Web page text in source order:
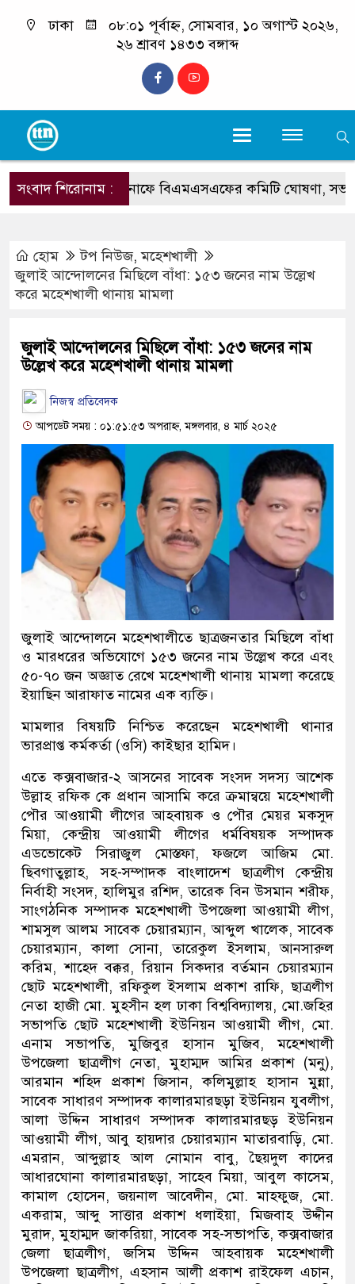
ঢাকা
০৮:০১ পূর্বাহ্ন, সোমবার, ১০ অগাস্ট ২০২৬,
২৬ শ্রাবণ ১৪৩৩ বঙ্গাব্দ
সংবাদ শিরোনাম :টেকনাফে বিএমএসএফের কমিটি ঘোষণা, সভাপতি-
হোম টপ নিউজ,মহেশখালী
জুলাই আন্দোলনের মিছিলে বাঁধা: ১৫৩ জনের নাম উল্লেখ
করে মহেশখালী থানায় মামলা
জুলাই আন্দোলনের মিছিলে বাঁধা: ১৫৩ জনের নাম
উল্লেখ করে মহেশখালী থানায় মামলা
নিজস্ব প্রতিবেদক
আপডেট সময় : ০১:৫১:৫৩ অপরাহ্ন, মঙ্গলবার, ৪ মার্চ ২০২৫
জুলাই আন্দোলনে মহেশখালীতে ছাত্রজনতার মিছিলে বাঁধা
ও মারধরের অভিযোগে ১৫৩ জনের নাম উল্লেখ করে এবং
৫০-৭০ জন অজ্ঞাত রেখে মহেশখালী থানায় মামলা করেছে
ইয়াছিন আরাফাত নামের এক ব্যক্তি।
মামলার বিষয়টি নিশ্চিত করেছেন মহেশখালী থানার
ভারপ্রাপ্ত কর্মকর্তা (ওসি) কাইছার হামিদ।
এতে কক্সবাজার-২ আসনের সাবেক সংসদ সদস্য আশেক
উল্লাহ রফিক কে প্রধান আসামি করে ক্রমান্বয়ে মহেশখালী
পৌর আওয়ামী লীগের আহবায়ক ও পৌর মেয়র মকসুদ
মিয়া, কেন্দ্রীয় আওয়ামী লীগের ধর্মবিষয়ক সম্পাদক
এডভোকেট সিরাজুল মোস্তফা, ফজলে আজিম মো.
ছিবগাতুল্লাহ, সহ-সম্পাদক বাংলাদেশ ছাত্রলীগ কেন্দ্রীয়
নির্বাহী সংসদ, হালিমুর রশিদ, তারেক বিন উসমান শরীফ,
সাংগঠনিক সম্পাদক মহেশখালী উপজেলা আওয়ামী লীগ,
শামসুল আলম সাবেক চেয়ারম্যান, আব্দুল খালেক, সাবেক
চেয়ারম্যান, কালা সোনা, তারেকুল ইসলাম, আনসারুল
করিম, শাহেদ বক্কর, রিয়ান সিকদার বর্তমান চেয়ারম্যান
ছোট মহেশখালী, রফিকুল ইসলাম প্রকাশ রাফি, ছাত্রলীগ
নেতা হাজী মো. মুহসীন হল ঢাকা বিশ্ববিদ্যালয়, মো.জহির
সভাপতি ছোট মহেশখালী ইউনিয়ন আওয়ামী লীগ, মো.
এনাম সভাপতি, মুজিবুর হাসান মুজিব, মহেশখালী
উপজেলা ছাত্রলীগ নেতা, মুহাম্মদ আমির প্রকাশ (মনু),
আরমান শহিদ প্রকাশ জিসান, কলিমুল্লাহ হাসান মুন্না,
সাবেক সাধারণ সম্পাদক কালারমারছড়া ইউনিয়ন যুবলীগ,
আলা উদ্দিন সাধারণ সম্পাদক কালারমারছড় ইউনিয়ন
আওয়ামী লীগ, আবু হায়দার চেয়ারম্যান মাতারবাড়ি, মো.
এমরান, আব্দুল্লাহ আল নোমান বাবু, ছৈয়দুল কাদের
আধারঘোনা কালারমারছড়া, সাহেব মিয়া, আবুল কাসেম,
কামাল হোসেন, জয়নাল আবেদীন, মো. মাহফুজ, মো.
একরাম, আব্দু সাত্তার প্রকাশ ধলাইয়া, মিজবাহ উদ্দীন
মুরাদ, মুহাম্মদ জাকরিয়া, সাবেক সহ-সভাপতি, কক্সবাজার
জেলা ছাত্রলীগ, জসিম উদ্দিন আহবায়ক মহেশখালী
উপজেলা ছাত্রলীগ, এহসান আলী প্রকাশ রাইফেল এচান,